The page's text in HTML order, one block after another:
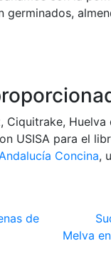
germinados,
Ciquitrake, Huelva
USISA para el
Concina,
de
Melva